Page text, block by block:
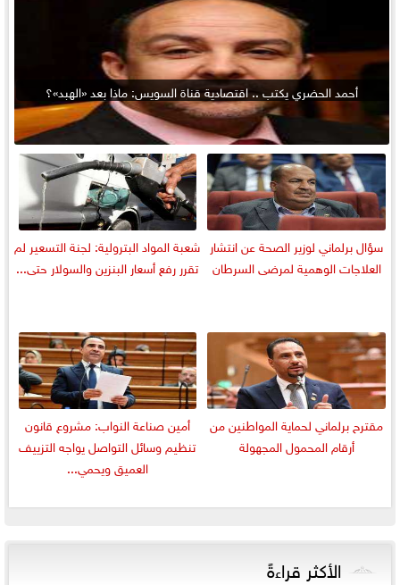
أحمد الحضري يكتب .. اقتصادية قناة السويس: ماذا بعد «الهبد»؟
سؤال برلماني لوزير الصحة عن انتشار
العلاجات الوهمية لمرضى السرطان
شعبة المواد البترولية: لجنة التسعير لم
تقرر رفع أسعار البنزين والسولار حتى...
مقترح برلماني لحماية المواطنين من
أرقام المحمول المجهولة
أمين صناعة النواب: مشروع قانون
تنظيم وسائل التواصل يواجه التزييف
العميق ويحمي...
الأكثر قراءةً